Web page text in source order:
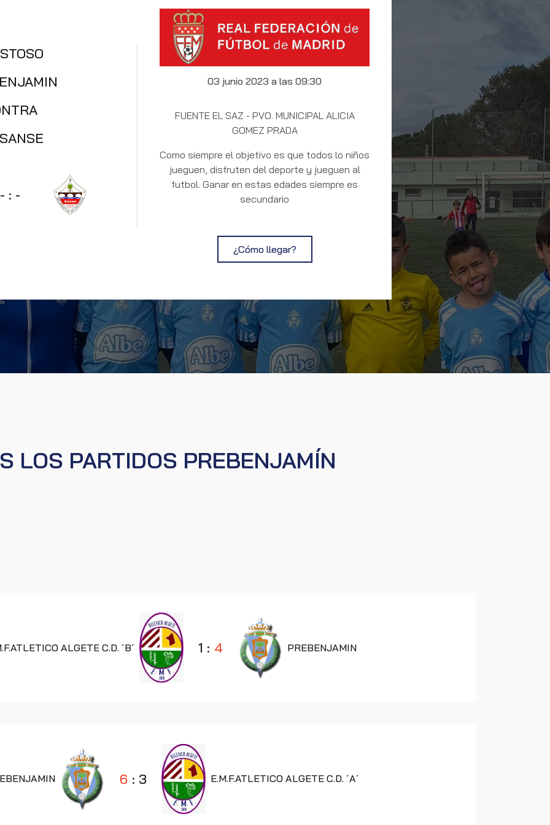
- : -
03 junio 2023 a las 09:30
FUENTE EL SAZ - PVO. MUNICIPAL ALICIA
GOMEZ PRADA
Como siempre el objetivo es que todos lo niños
jueguen, disfruten del deporte y jueguen al
futbol. Ganar en estas edades siempre es
secundario
¿Cómo llegar?
LOS PARTIDOS PREBENJAMÍN
ALGETE C.D. ´B´ 1 : 4 PREBENJAMIN
6 : 3 E.M.F.ATLETICO ALGETE C.D. ´A´